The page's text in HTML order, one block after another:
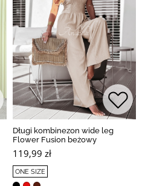
Długi kombinezon wide leg
Flower Fusion beżowy
119,99 zł
ONE SIZE